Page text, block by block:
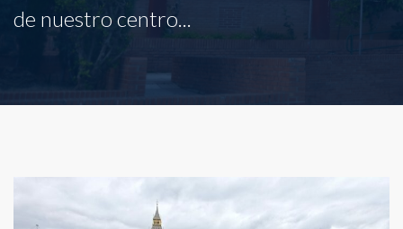
de nuestro centro...